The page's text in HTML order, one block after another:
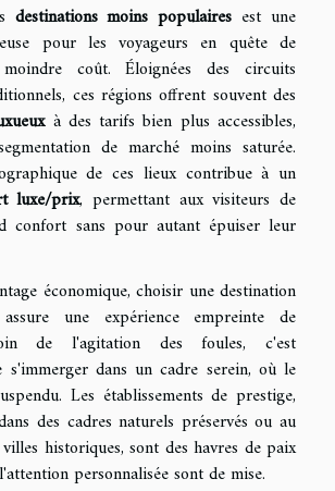
destinations moins populaires est une
pour les voyageurs en quête de
coût. Éloignées des circuits
ces régions offrent souvent des
à des tarifs bien plus accessibles,
de marché moins saturée.
de ces lieux contribue à un
luxe/prix, permettant aux visiteurs de
confort sans pour autant épuiser leur
économique, choisir une destination
une expérience empreinte de
de l'agitation des foules, c'est
dans un cadre serein, où le
Les établissements de prestige,
des cadres naturels préservés ou au
historiques, sont des havres de paix
personnalisée sont de mise.